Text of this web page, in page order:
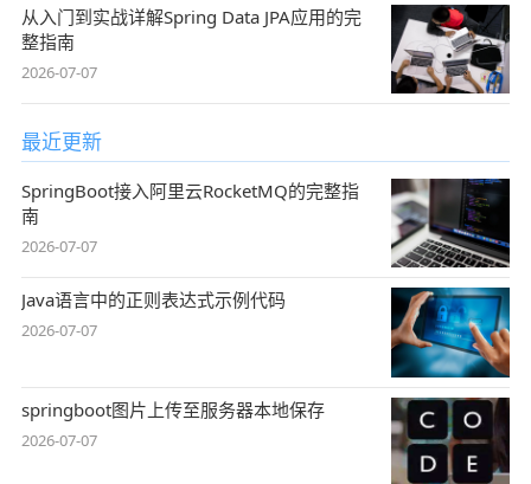
从入门到实战详解Spring Data JPA应用的完
整指南
2026-07-07
最近更新
SpringBoot接入阿里云RocketMQ的完整指
南
2026-07-07
Java语言中的正则表达式示例代码
2026-07-07
springboot图片上传至服务器本地保存
2026-07-07